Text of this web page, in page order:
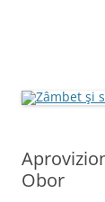
Obor